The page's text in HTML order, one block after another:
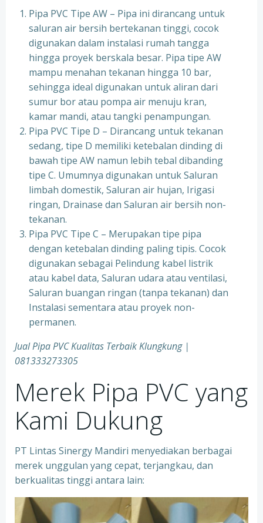
Pipa PVC Tipe AW – Pipa ini dirancang untuk
saluran air bersih bertekanan tinggi, cocok
digunakan dalam instalasi rumah tangga
hingga proyek berskala besar. Pipa tipe AW
mampu menahan tekanan hingga 10 bar,
sehingga ideal digunakan untuk aliran dari
sumur bor atau pompa air menuju kran,
kamar mandi, atau tangki penampungan.
Pipa PVC Tipe D – Dirancang untuk tekanan
sedang, tipe D memiliki ketebalan dinding di
bawah tipe AW namun lebih tebal dibanding
tipe C. Umumnya digunakan untuk Saluran
limbah domestik, Saluran air hujan, Irigasi
ringan, Drainase dan Saluran air bersih non-
tekanan.
Pipa PVC Tipe C – Merupakan tipe pipa
dengan ketebalan dinding paling tipis. Cocok
digunakan sebagai Pelindung kabel listrik
atau kabel data, Saluran udara atau ventilasi,
Saluran buangan ringan (tanpa tekanan) dan
Instalasi sementara atau proyek non-
permanen.
Jual Pipa PVC Kualitas Terbaik Klungkung |
081333273305
Merek Pipa PVC yang
Kami Dukung
PT Lintas Sinergy Mandiri menyediakan berbagai
merek unggulan yang cepat, terjangkau, dan
berkualitas tinggi antara lain: